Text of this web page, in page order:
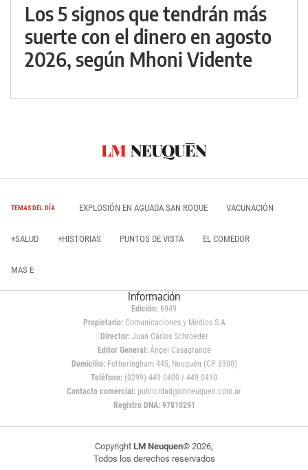
Los 5 signos que tendrán más
suerte con el dinero en agosto
2026, según Mhoni Vidente
TEMAS DEL DÍA EXPLOSIÓN EN AGUADA SAN ROQUE VACUNACIÓN
+SALUD +HISTORIAS PUNTOS DE VISTA EL COMEDOR
MAS E
Información
Edición: 6949
Propietario:Comunicaciones y Medios S.A
Director: Juan Carlos Schroeder
Editor General:Ángel Casagrande
Domicilio:Fotheringham 445, Neuquén (CP 8300)
Teléfono: (0299) 449 0400 / 449 0410
Contacto comercial: publicidad@lmneuquen.com.ar
Registro DNA: 97810291
Copyright LM Neuquen© 2026,
Todos los derechos reservados